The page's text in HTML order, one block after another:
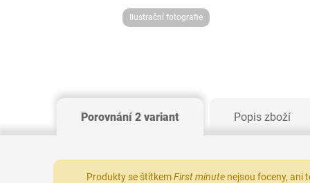
Ilustrační fotografie
Porovnání 2 variant Popis zboží
Produkty se štítkemFirst minute nejsou foceny, ani